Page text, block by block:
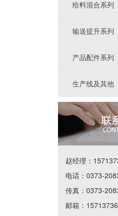
给料混合系列
输送提升系列
产品配件系列
生产线及其他
赵经理：
电话：0373-
传真：0373-
邮箱：